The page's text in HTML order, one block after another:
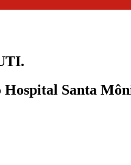
Hospital Santa